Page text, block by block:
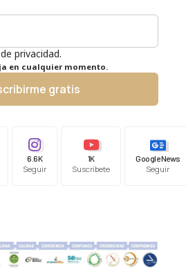
privacidad.
en cualquier momento.
gratis
6.6K
Seguir
1K
Suscríbete
Google News
Seguir